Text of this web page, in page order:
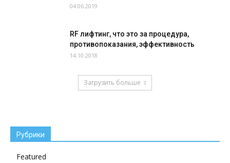
04.06.2019
RF лифтинг, что это за процедура,
противопоказания, эффективность
14.10.2018
Загрузить больше
Рубрики
Featured